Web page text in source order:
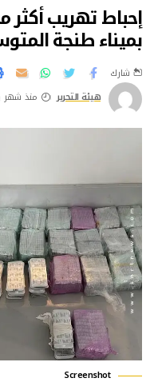
بميناء طنجة
هيئة التحرير منذ شهر
شارك
Screenshot